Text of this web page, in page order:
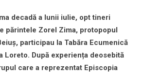
decadă a lunii iulie, opt tineri
părintele Zorel Zima, protopopul
participau la Tabăra Ecumenică
Loreto. După experiența deosebită
care a reprezentat Episcopia